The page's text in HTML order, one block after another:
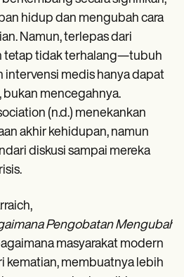
hidup dan mengubah cara
Namun, terlepas dari
tetap tidak terhalang—tubuh
intervensi medis hanya dapat
mencegahnya.
(n.d.) menekankan
akhir kehidupan, namun
diskusi sampai mereka
Pengobatan Mengubah
masyarakat modern
kematian, membuatnya lebih